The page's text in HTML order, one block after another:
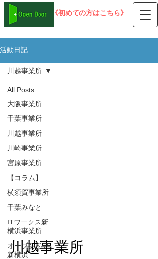
​《初めての方はこちら》
活動日記
All Posts
大阪事業所
千葉事業所
川越事業所
川崎事業所
宮原事業所
【コラム】
横須賀事業所
千葉みなと
ITワークス新
横浜事業所
オープンドア
新横浜
川越事業所
川越事業所